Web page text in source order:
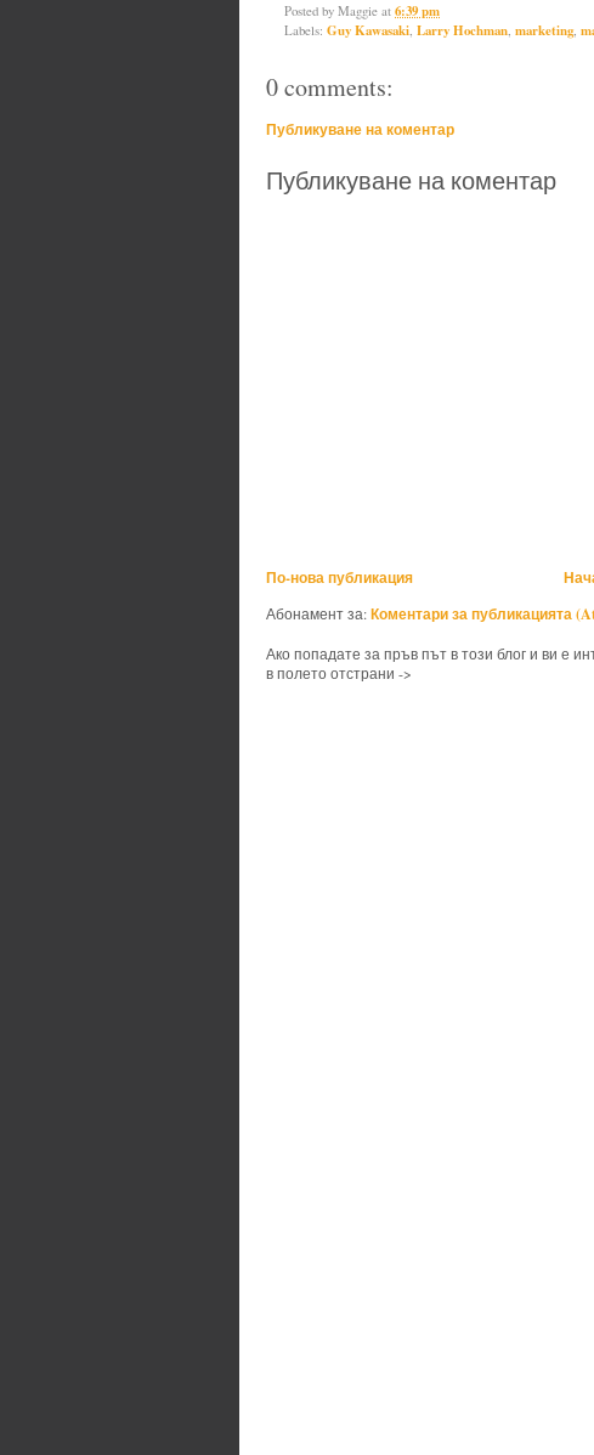
Posted by Maggie at 6:39 pm
Labels: Guy Kawasaki, Larry Hochman, marketing,
0 comments:
Публикуване на коментар
Публикуване на коментар
По-нова публикация
Абонамент за:Коментари за публикацията
Ако попадате за пръв път в този блог и ви е
в полето отстрани ->